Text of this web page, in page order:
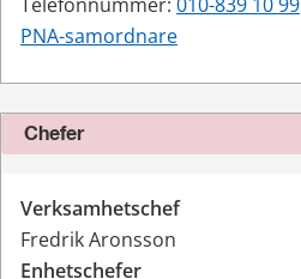
PNA-samordnare
Chefer
Verksamhetschef
Fredrik Aronsson
Enhetschefer